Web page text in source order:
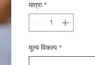
मात्रा *
मूल्य विकल्प *